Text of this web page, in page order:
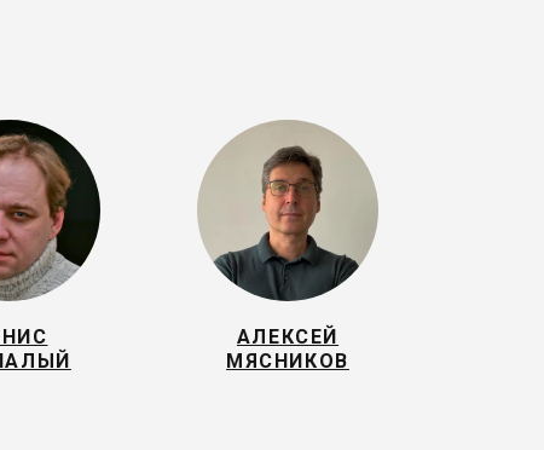
АЛЕКСЕЙ
МЯСНИКОВ